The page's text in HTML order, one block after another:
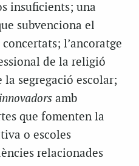
insuficients; una
subvenciona el
l’ancoratge
de la religió
segregació escolar;
innovadors amb
que fomenten la
o escoles
relacionades